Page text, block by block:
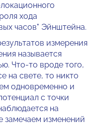
хода
часов" Эйнштейна.
измерения
называется
Что-то вроде того,
на свете, то никто
одновременно и
с точки
на
замечаем изменений